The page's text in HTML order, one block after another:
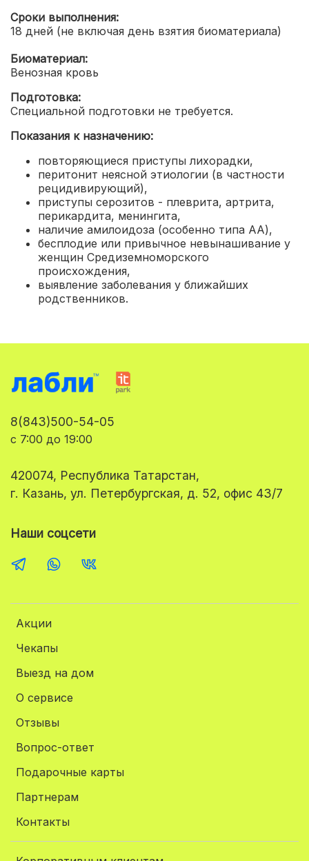
Сроки выполнения:
18 дней (не включая день взятия биоматериала)
Биоматериал:
Венозная кровь
Подготовка:
Специальной подготовки не требуется.
Показания к назначению:
повторяющиеся приступы лихорадки,
перитонит неясной этиологии (в частности
рецидивирующий),
приступы серозитов - плеврита, артрита,
перикардита, менингита,
наличие амилоидоза (особенно типа АА),
бесплодие или привычное невынашивание у
женщин Средиземноморского
происхождения,
выявление заболевания у ближайших
родственников.
Акции
Чекапы
Выезд на дом
О сервисе
Отзывы
Вопрос-ответ
Подарочные карты
Партнерам
Контакты
8(843)500-54-05
с 7:00 до 19:00
420074, Республика Татарстан,
г. Казань, ул. Петербургская, д. 52, офис 43/7
Наши соцсети